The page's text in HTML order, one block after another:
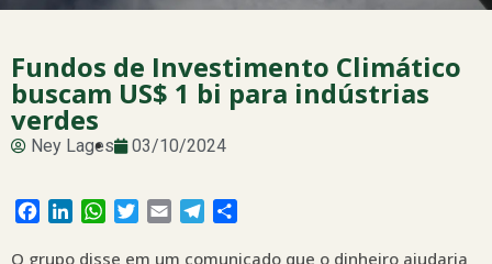
Fundos de Investimento Climático
buscam US$ 1 bi para indústrias
verdes
Ney Lages 03/10/2024
Facebook
LinkedInWhatsApp
Twitter
Email Telegram
O grupo disse em um comunicado que o dinheiro ajudaria